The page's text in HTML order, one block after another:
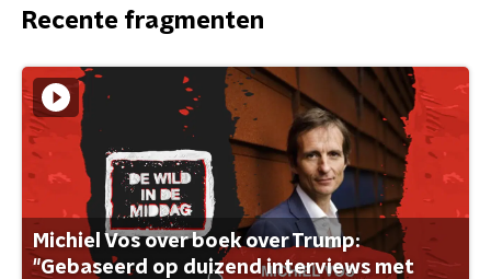
Recente fragmenten
Michiel Vos over boek over Trump:
"Gebaseerd op duizend interviews met